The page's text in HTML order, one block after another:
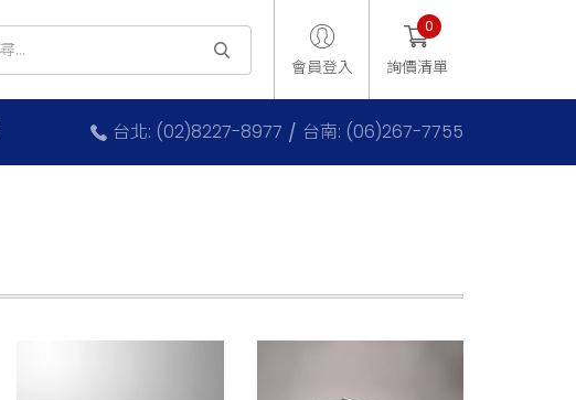
會員登入 詢價清單
0
台北: (02)8227-8977 台南: (06)267-7755